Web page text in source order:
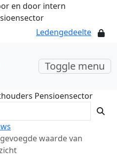
en door intern
Ledengedeelte
Toggle menu
Pensioensector
waarde van